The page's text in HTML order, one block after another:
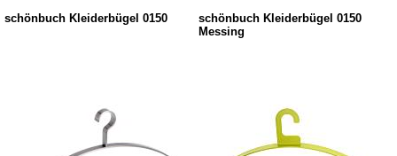
schönbuch Kleiderbügel 0150
schönbuch Kleiderbügel 0150
Messing